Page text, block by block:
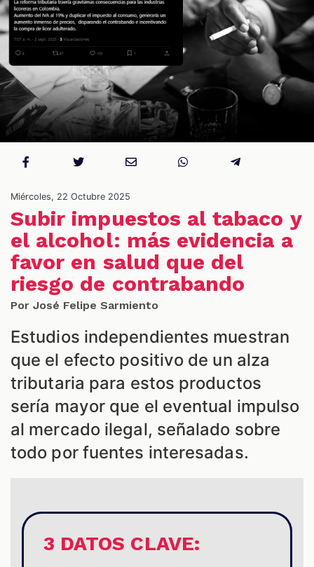
Miércoles, 22 Octubre 2025
Subir impuestos al tabaco y
el alcohol: más evidencia a
favor en salud que del
riesgo de contrabando
Por José Felipe Sarmiento
Estudios independientes muestran
que el efecto positivo de un alza
tributaria para estos productos
sería mayor que el eventual impulso
al mercado ilegal, señalado sobre
todo por fuentes interesadas.
3 DATOS CLAVE: